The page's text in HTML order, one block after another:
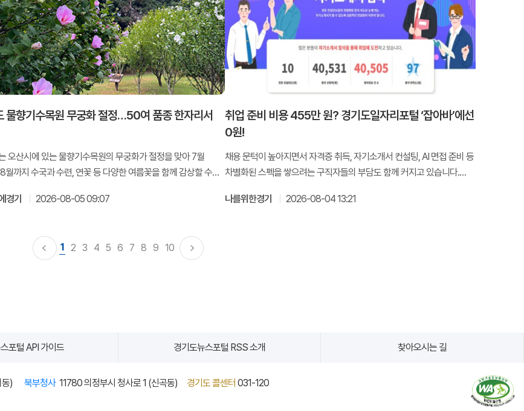
물향기수목원 무궁화 절정…50여 품종 한자리서
오산시에 있는 물향기수목원의 무궁화가 절정을 맞아 7월
월까지 수국과 수련, 연꽃 등 다양한 여름꽃을 함께 감상할 수
경기
2026-08-05 09:07
취업 준비 비용 455만 원? 경기도일자리포털 ‘잡아바’에선
0원!
채용 문턱이 높아지면서 자격증 취득, 자기소개서 컨설팅, AI 면접 준비 등
차별화된 스펙을 쌓으려는 구직자들의 부담도 함께 커지고 있습니다.
나를위한경기
2026-08-04 13:21
1 2 3 4 5 6 7 8 9 10
포털 API 가이드 경기도뉴스포털 RSS 소개 찾아오시는 길
) 북부청사 11780 의정부시 청사로 1 (신곡동) 경기도 콜센터 031-120